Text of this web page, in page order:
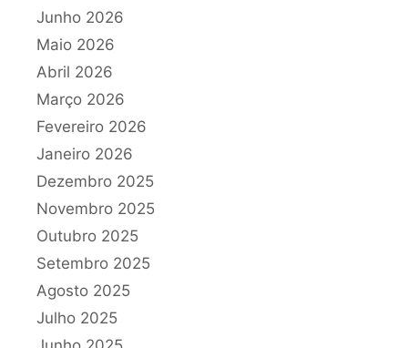
Junho 2026
Maio 2026
Abril 2026
Março 2026
Fevereiro 2026
Janeiro 2026
Dezembro 2025
Novembro 2025
Outubro 2025
Setembro 2025
Agosto 2025
Julho 2025